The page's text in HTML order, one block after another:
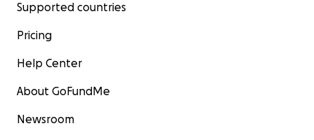
Supported countries
Pricing
Help Center
About GoFundMe
Newsroom